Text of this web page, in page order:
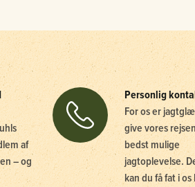
af
– og
Personlig
For os er
give vores
bedst mulige
jagtoplevelse.
kan du få fat i os